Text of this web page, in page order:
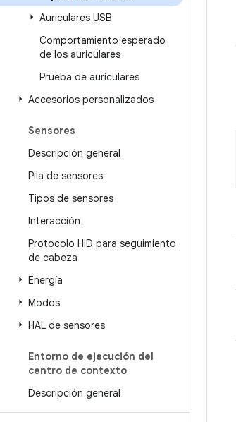
Auriculares USB
Comportamiento esperado
de los auriculares
Prueba de auriculares
Accesorios personalizados
Sensores
Descripción general
Pila de sensores
Tipos de sensores
Interacción
Protocolo HID para seguimiento
de cabeza
Energía
Modos
HAL de sensores
Entorno de ejecución del
centro de contexto
Descripción general